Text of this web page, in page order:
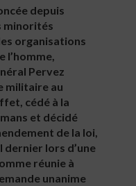
depuis
minorités
organisations
l’homme,
Pervez
militaire au
cédé à la
et décidé
de la loi,
dernier lors d’une
réunie à
unanime